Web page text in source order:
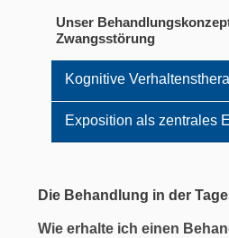
Unser
Zwangsstörung
Kognitive
Exposition als zentrales
Die Behandlung in der
Wie erhalte ich einen